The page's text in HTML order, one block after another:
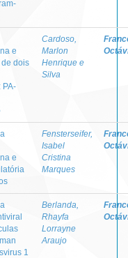
e
dois
PA-
Cardoso,
Marlon
Henrique e
Silva
e
Fensterseifer,
Isabel
Cristina
Marques
1
Berlanda,
Rhayfa
Lorrayne
Araujo